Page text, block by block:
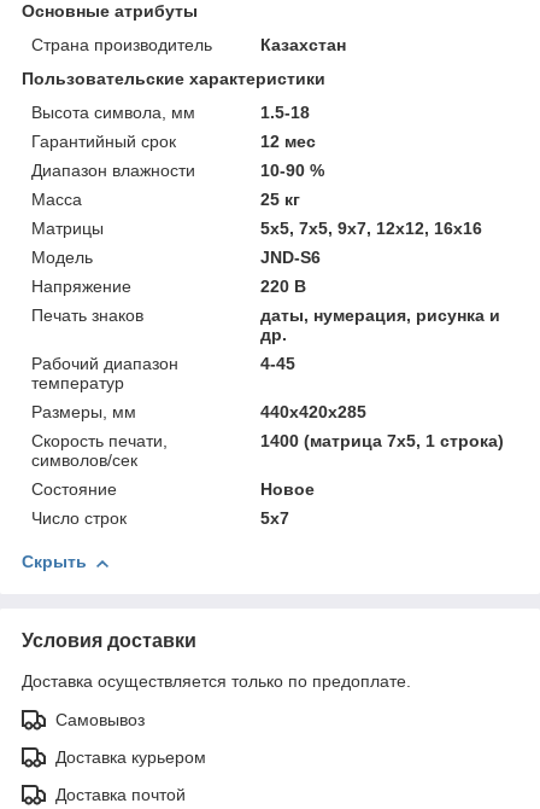
Основные атрибуты
Страна производитель
Казахстан
Пользовательские характеристики
Высота символа, мм
1.5-18
Гарантийный срок
12 мес
Диапазон влажности
10-90 %
Масса
25 кг
Матрицы
5х5, 7х5, 9х7, 12х12, 16х16
Модель
JND-S6
Напряжение
220 В
Печать знаков
даты, нумерация, рисунка и
др.
Рабочий диапазон
температур
4-45
Размеры, мм
440х420х285
Скорость печати,
символов/сек
1400 (матрица 7х5, 1 строка)
Состояние
Новое
Число строк
5х7
Скрыть
Условия доставки
Доставка осуществляется только по предоплате.
Самовывоз
Доставка курьером
Доставка почтой